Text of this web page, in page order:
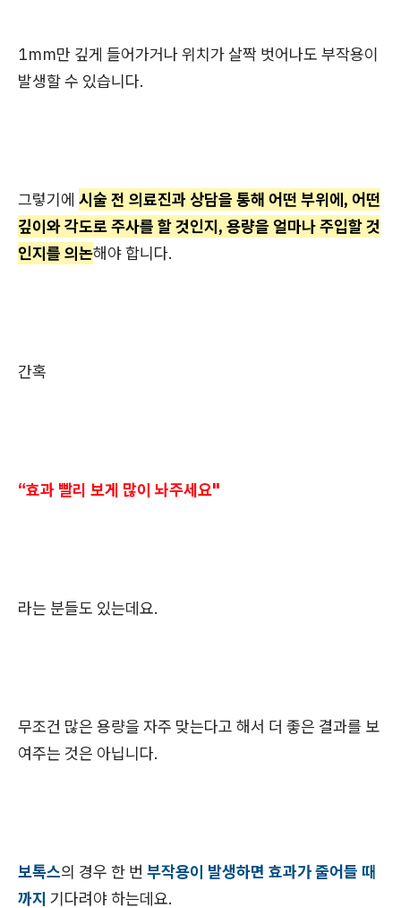
1mm만 깊게 들어가거나 위치가 살짝 벗어나도 부작용이
발생할 수 있습니다.
그렇기에 시술 전 의료진과 상담을 통해 어떤 부위에, 어떤
깊이와 각도로 주사를 할 것인지, 용량을 얼마나 주입할 것
인지를 의논해야 합니다.
간혹
“효과 빨리 보게 많이 놔주세요"
라는 분들도 있는데요.
무조건 많은 용량을 자주 맞는다고 해서 더 좋은 결과를 보
여주는 것은 아닙니다.
보톡스의 경우 한 번 부작용이 발생하면 효과가 줄어들 때
까지 기다려야 하는데요.